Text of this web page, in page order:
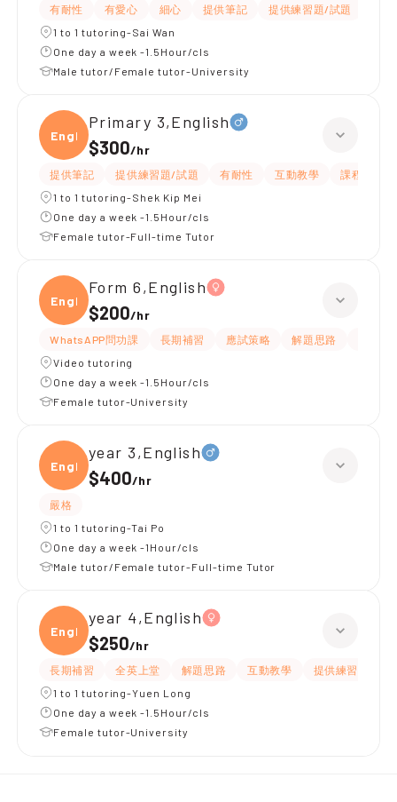
有耐性 有愛心 細心 提供筆記 提供練習題/試題
1 to 1 tutoring-Sai Wan
One day a week -1.5Hour/cls
Male tutor/Female tutor-University
Engli
Primary 3,English
$300/hr
提供筆記 提供練習題/試題 有耐性 互動教學
課程設計
1 to 1 tutoring-Shek Kip Mei
One day a week -1.5Hour/cls
Female tutor-Full-time Tutor
Engli
Form 6,English
$200/hr
WhatsAPP問功課 長期補習 應試策略 解題思路
Video tutoring
One day a week -1.5Hour/cls
Female tutor-University
Engli
year 3,English
$400/hr
嚴格
1 to 1 tutoring-Tai Po
One day a week -1Hour/cls
Male tutor/Female tutor-Full-time Tutor
Engli
year 4,English
$250/hr
長期補習 全英上堂 解題思路 互動教學
提供練習題/試題
1 to 1 tutoring-Yuen Long
One day a week -1.5Hour/cls
Female tutor-University